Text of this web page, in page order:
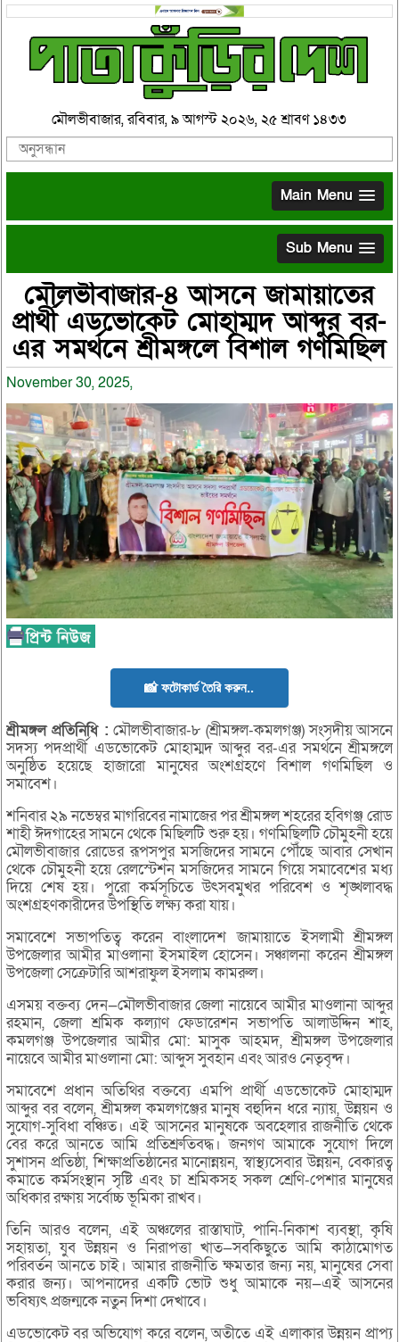
মৌলভীবাজার, রবিবার, ৯ আগস্ট ২০২৬, ২৫ শ্রাবণ ১৪৩৩
Main Menu
Sub Menu
মৌলভীবাজার-৪ আসনে জামায়াতের
প্রার্থী এডভোকেট মোহাম্মদ আব্দুর বর-
এর সমর্থনে শ্রীমঙ্গলে বিশাল গণমিছিল
November 30, 2025,
📸 ফটোকার্ড তৈরি করুন..
শ্রীমঙ্গলপ্রতিনিধি : মৌলভীবাজার-৮ (শ্রীমঙ্গল-কমলগঞ্জ) সংসদীয় আসনে
সদস্য পদপ্রার্থী এডভোকেট মোহাম্মদ আব্দুর বর-এর সমর্থনে শ্রীমঙ্গলে
অনুষ্ঠিত হয়েছে হাজারো মানুষের অংশগ্রহণে বিশাল গণমিছিল ও
সমাবেশ।
শনিবার ২৯ নভেম্বর মাগরিবের নামাজের পর শ্রীমঙ্গল শহরের হবিগঞ্জ রোড
শাহী ঈদগাহের সামনে থেকে মিছিলটি শুরু হয়। গণমিছিলটি চৌমুহনী হয়ে
মৌলভীবাজার রোডের রূপসপুর মসজিদের সামনে পৌঁছে আবার সেখান
থেকে চৌমুহনী হয়ে রেলস্টেশন মসজিদের সামনে গিয়ে সমাবেশের মধ্য
দিয়ে শেষ হয়। পুরো কর্মসূচিতে উৎসবমুখর পরিবেশ ও শৃঙ্খলাবদ্ধ
অংশগ্রহণকারীদের উপস্থিতি লক্ষ্য করা যায়।
সমাবেশে সভাপতিত্ব করেন বাংলাদেশ জামায়াতে ইসলামী শ্রীমঙ্গল
উপজেলার আমীর মাওলানা ইসমাইল হোসেন। সঞ্চালনা করেন শ্রীমঙ্গল
উপজেলা সেক্রেটারি আশরাফুল ইসলাম কামরুল।
এসময় বক্তব্য দেন—মৌলভীবাজার জেলা নায়েবে আমীর মাওলানা আব্দুর
রহমান, জেলা শ্রমিক কল্যাণ ফেডারেশন সভাপতি আলাউদ্দিন শাহ,
কমলগঞ্জ উপজেলার আমীর মো: মাসুক আহমদ, শ্রীমঙ্গল উপজেলার
নায়েবে আমীর মাওলানা মো: আব্দুস সুবহান এবং আরও নেতৃবৃন্দ।
সমাবেশে প্রধান অতিথির বক্তব্যে এমপি প্রার্থী এডভোকেট মোহাম্মদ
আব্দুর বর বলেন, শ্রীমঙ্গল কমলগঞ্জের মানুষ বহুদিন ধরে ন্যায়, উন্নয়ন ও
সুযোগ-সুবিধা বঞ্চিত। এই আসনের মানুষকে অবহেলার রাজনীতি থেকে
বের করে আনতে আমি প্রতিশ্রুতিবদ্ধ। জনগণ আমাকে সুযোগ দিলে
সুশাসন প্রতিষ্ঠা, শিক্ষাপ্রতিষ্ঠানের মানোন্নয়ন, স্বাস্থ্যসেবার উন্নয়ন, বেকারত্ব
কমাতে কর্মসংস্থান সৃষ্টি এবং চা শ্রমিকসহ সকল শ্রেণি-পেশার মানুষের
অধিকার রক্ষায় সর্বোচ্চ ভূমিকা রাখব।
তিনি আরও বলেন, এই অঞ্চলের রাস্তাঘাট, পানি-নিকাশ ব্যবস্থা, কৃষি
সহায়তা, যুব উন্নয়ন ও নিরাপত্তা খাত—সবকিছুতে আমি কাঠামোগত
পরিবর্তন আনতে চাই। আমার রাজনীতি ক্ষমতার জন্য নয়, মানুষের সেবা
করার জন্য। আপনাদের একটি ভোট শুধু আমাকে নয়—এই আসনের
ভবিষ্যৎ প্রজন্মকে নতুন দিশা দেখাবে।
এডভোকেট বর অভিযোগ করে বলেন, অতীতে এই এলাকার উন্নয়ন প্রাপ্য